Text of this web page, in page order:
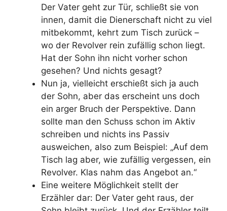
Der Vater geht zur Tür, schließt sie von
innen, damit die Dienerschaft nicht zu viel
mitbekommt, kehrt zum Tisch zurück –
wo der Revolver rein zufällig schon liegt.
Hat der Sohn ihn nicht vorher schon
gesehen? Und nichts gesagt?
Nun ja, vielleicht erschießt sich ja auch
der Sohn, aber das erscheint uns doch
ein arger Bruch der Perspektive. Dann
sollte man den Schuss schon im Aktiv
schreiben und nichts ins Passiv
ausweichen, also zum Beispiel: „Auf dem
Tisch lag aber, wie zufällig vergessen, ein
Revolver. Klas nahm das Angebot an.“
Eine weitere Möglichkeit stellt der
Erzähler dar: Der Vater geht raus, der